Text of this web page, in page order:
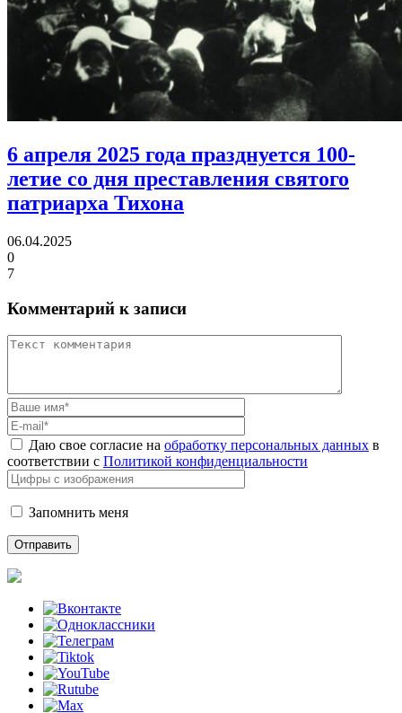
6 апреля 2025 года празднуется 100-
летие со дня преставления святого
патриарха Тихона
06.04.2025
0
7
Комментарий к записи
Даю свое согласие на обработку персональных данных в
соответствии с Политикой конфиденциальности
Запомнить меня